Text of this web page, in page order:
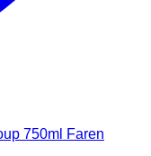
750ml Faren